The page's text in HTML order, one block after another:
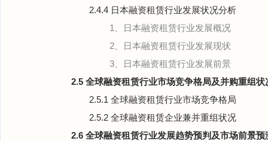
2.4.4 日本融资租赁行业发展状况分析
1、日本融资租赁行业发展概况
2、日本融资租赁行业发展现状
3、日本融资租赁行业发展前景
2.5 全球融资租赁行业市场竞争格局及并购重组状
2.5.1 全球融资租赁行业市场竞争格局
2.5.2 全球融资租赁企业兼并重组状况
2.6 全球融资租赁行业发展趋势预判及市场前景预